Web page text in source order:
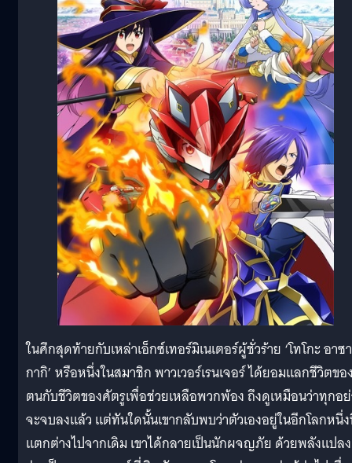
ในศึกสุดท้ายกับเหล่าเอ็กซ์เทอร์มิเนเตอร์ผู้ชั่วร้าย ‘โทโกะ อาซา
กากิ’ หรือหนึ่งในสมาชิก พาวเวอร์เรนเจอร์ ได้ยอมแลกชีวิตขอ
ตนกับชีวิตของศัตรูเพื่อช่วยเหลือพวกพ้อง ถึงดูเหมือนว่าทุกอ
จะจบลงแล้ว แต่ทันใดนั้นเขากลับพบว่าตัวเองอยู่ในอีกโลกหนึ่
แตกต่างไปจากเดิม เขาได้กลายเป็นนักผจญภัย ด้วยพลังแปลง